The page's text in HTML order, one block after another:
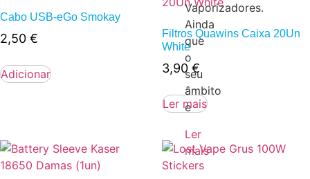
Vaporizadores.
Ainda
que
o
seu
âmbito
e
Ler
mais
Cabo USB-eGo Smokay
2,50 €
Adicionar
Filtros Quawins Caixa 20Un
White
3,90 €
Ler mais